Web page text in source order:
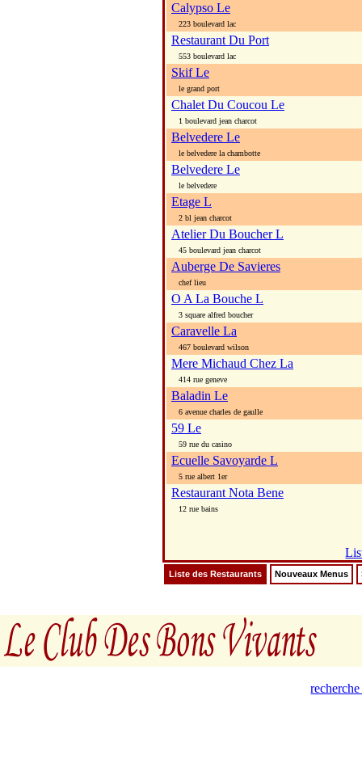
Calypso Le
223 boulevard lac
Restaurant Du Port
553 boulevard lac
Skif Le
le grand port
Chalet Du Coucou Le
1 boulevard jean charcot
Belvedere Le
le belvedere la chambotte
Belvedere Le
le belvedere
Etage L
2 bl jean charcot
Atelier Du Boucher L
45 boulevard jean charcot
Auberge De Savieres
chef lieu
O A La Bouche L
3 square alfred boucher
Caravelle La
467 boulevard wilson
Mere Michaud Chez La
414 rue geneve
Baladin Le
6 avenue charles de gaulle
59 Le
59 rue du casino
Ecuelle Savoyarde L
5 rue albert 1er
Restaurant Nota Bene
12 rue bains
Liste des Restaurants Nouveaux Menus